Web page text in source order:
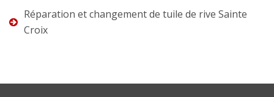
Réparation et changement de tuile de rive Sainte
Croix